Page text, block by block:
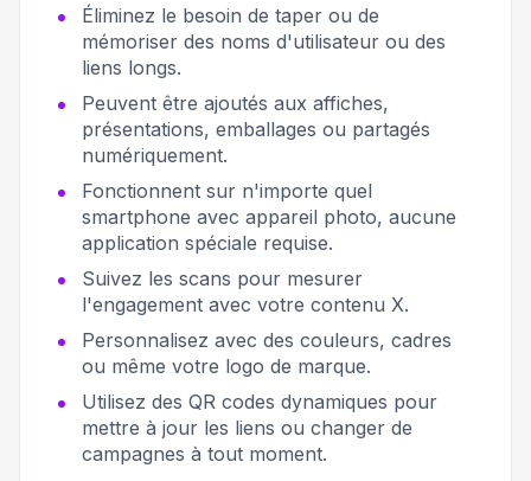
Éliminez le besoin de taper ou de
mémoriser des noms d'utilisateur ou des
liens longs.
Peuvent être ajoutés aux affiches,
présentations, emballages ou partagés
numériquement.
Fonctionnent sur n'importe quel
smartphone avec appareil photo, aucune
application spéciale requise.
Suivez les scans pour mesurer
l'engagement avec votre contenu X.
Personnalisez avec des couleurs, cadres
ou même votre logo de marque.
Utilisez des QR codes dynamiques pour
mettre à jour les liens ou changer de
campagnes à tout moment.